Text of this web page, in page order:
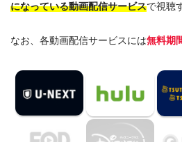
2.2『ギルティ～この恋は罪です
2.3『ギルティ～この恋は罪です
『ギルティ～この恋は罪です
すめの関連作品
になっている動画配信サービスで視聴
なお、各動画配信サービスには無料期